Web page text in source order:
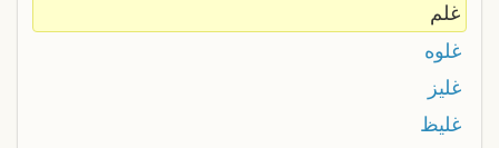
غلم
غلوه
غليز
غليظ